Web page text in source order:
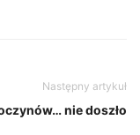
Następny artykuł
nie doszło